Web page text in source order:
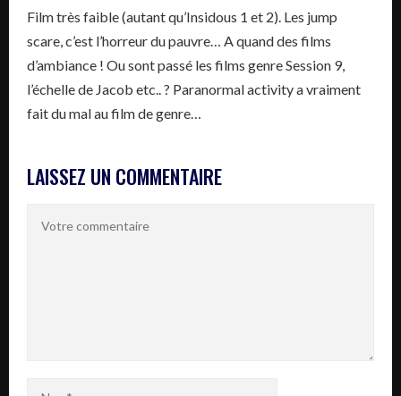
Film très faible (autant qu’Insidous 1 et 2). Les jump
scare, c’est l’horreur du pauvre… A quand des films
d’ambiance ! Ou sont passé les films genre Session 9,
l’échelle de Jacob etc.. ? Paranormal activity a vraiment
fait du mal au film de genre…
LAISSEZ UN COMMENTAIRE